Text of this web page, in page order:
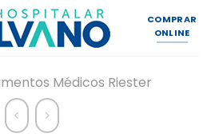
COMPRAR
ONLINE
Médicos Riester